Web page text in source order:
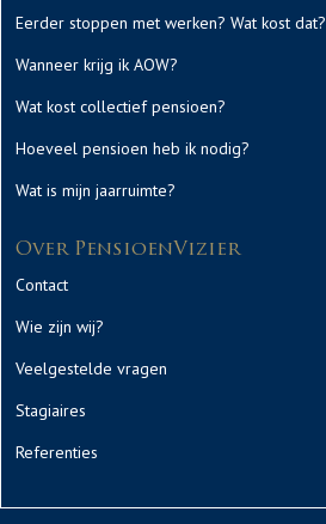
Eerder stoppen met werken? Wat kost dat?
Wanneer krijg ik AOW?
Wat kost collectief pensioen?
Hoeveel pensioen heb ik nodig?
Wat is mijn jaarruimte?
Over PensioenVizier
Contact
Wie zijn wij?
Veelgestelde vragen
Stagiaires
Referenties